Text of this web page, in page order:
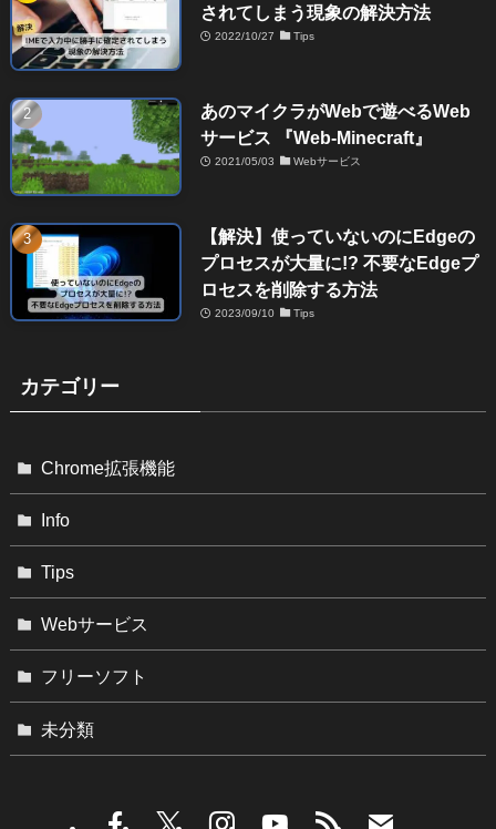
されてしまう現象の解決方法
2022/10/27 Tips
あのマイクラがWebで遊べるWeb
サービス 『Web-Minecraft』
2021/05/03 Webサービス
【解決】使っていないのにEdgeの
プロセスが大量に!? 不要なEdgeプ
ロセスを削除する方法
2023/09/10 Tips
カテゴリー
Chrome拡張機能
Info
Tips
Webサービス
フリーソフト
未分類